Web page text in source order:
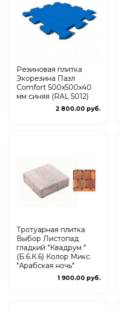
Резиновая плитка
Экорезина Пазл
Comfort 500x500x40
мм синяя (RAL 5012)
2 800.00 руб.
Тротуарная плитка
Выбор Листопад
гладкий "Квадрум "
(Б.6.К.6) Колор Микс
"Арабская ночь"
1 900.00 руб.